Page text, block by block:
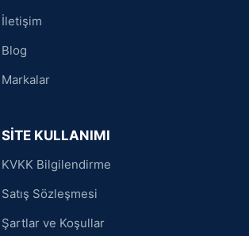
İletişim
Blog
Markalar
SİTE KULLANIMI
KVKK Bilgilendirme
Satış Sözleşmesi
Şartlar ve Koşullar